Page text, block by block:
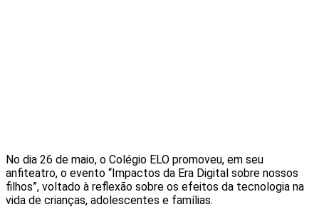
No dia 26 de maio, o Colégio ELO promoveu, em seu
anfiteatro, o evento “Impactos da Era Digital sobre nossos
filhos”, voltado à reflexão sobre os efeitos da tecnologia na
vida de crianças, adolescentes e famílias.